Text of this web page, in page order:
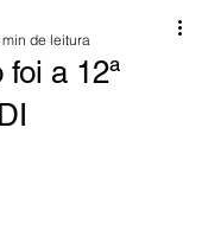
a 12ª
de leitura